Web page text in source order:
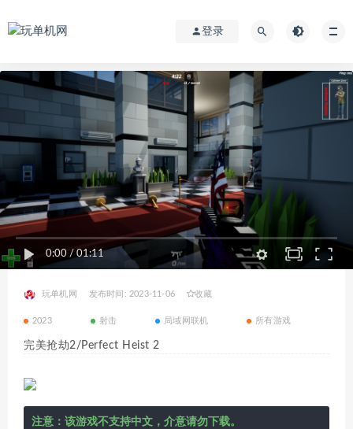
登录
0:00 / 01:11
玩单机网 发布时间: 2023-11-06 收藏
2023 射击 局域网联机 所有游戏
完美抢劫2/Perfect Heist 2
注意：该游戏不支持中文，介意请勿下载。